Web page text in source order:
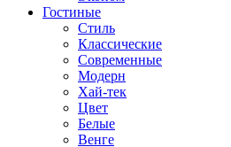
Гостиные
Стиль
Классические
Современные
Модерн
Хай-тек
Цвет
Белые
Венге